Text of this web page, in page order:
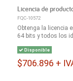
Licencia de
FQC-10572
Obtenga la licencia
64 bits y todos los
Disponible
$706.896 +